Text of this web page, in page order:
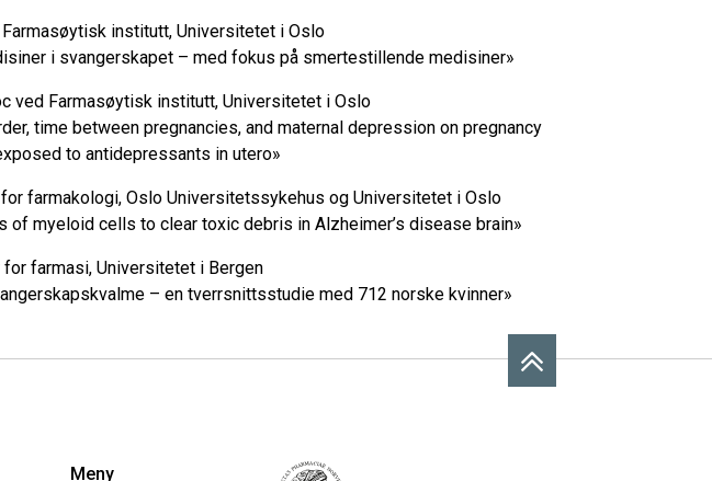
institutt, Universitetet i Oslo
i svangerskapet – med fokus på smertestillende medisiner»
ved Farmasøytisk institutt, Universitetet i Oslo
time between pregnancies, and maternal depression on pregnancy
to antidepressants in utero»
farmakologi, Oslo Universitetssykehus og Universitetet i Oslo
of myeloid cells to clear toxic debris in Alzheimer’s disease brain»
farmasi, Universitetet i Bergen
– en tverrsnittsstudie med 712 norske kvinner»
Meny